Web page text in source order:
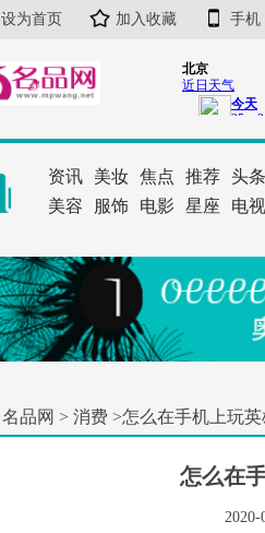
设为首页 加入收藏 手机
资讯 美妆 焦点 推荐 头条
美容
服饰 电影 星座 电视
名品网 > 消费 >怎么在手机上玩
怎么在
2020-